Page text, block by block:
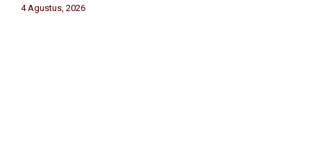
4 Agustus, 2026